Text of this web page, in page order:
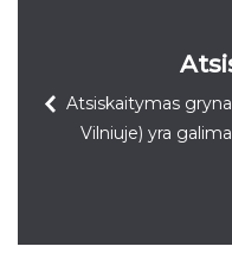
Atsiskaitymas
Vilniuje) yra